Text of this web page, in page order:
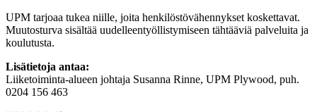
UPM tarjoaa tukea niille, joita henkilöstövähennykset koskettavat.
Muutosturva sisältää uudelleentyöllistymiseen tähtääviä palveluita ja
koulutusta.
Lisätietoja antaa:
Liiketoiminta-alueen johtaja Susanna Rinne, UPM Plywood, puh.
0204 156 463